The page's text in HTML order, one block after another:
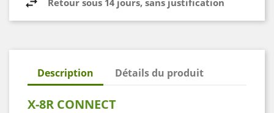
Description Détails du produit
X-8R CONNECT